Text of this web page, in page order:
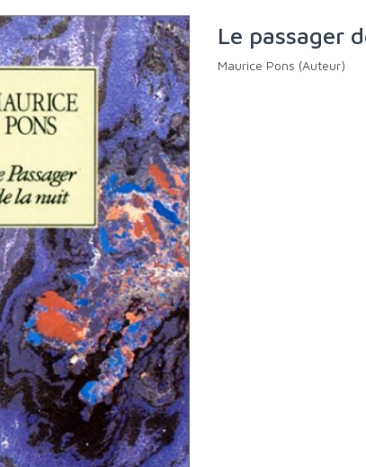
Le passager
Maurice Pons (Auteur)